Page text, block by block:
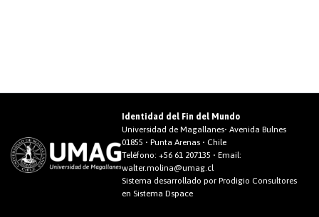
Identidad del Fin del Mundo
Universidad de Magallanes• Avenida Bulnes
01855 • Punta Arenas • Chile
Teléfono:+56 61 207135 • Email:
walter.molina@umag.cl
Sistema desarrollado por Prodigio Consultores
en Sistema Dspace